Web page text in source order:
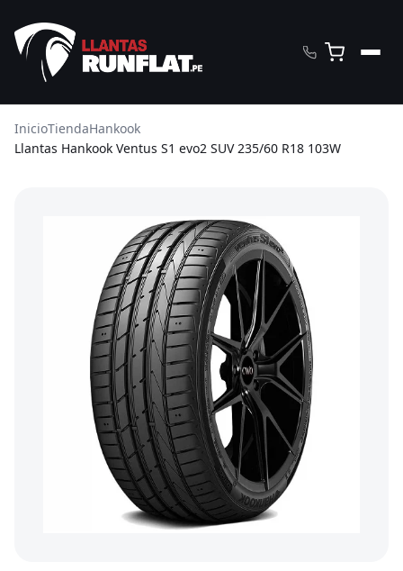
InicioTiendaHankook
Llantas Hankook Ventus S1 evo2 SUV 235/60 R18 103W